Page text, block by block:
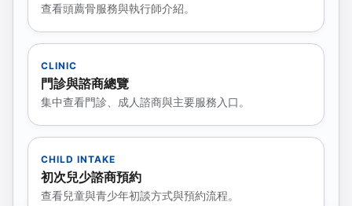
查看頭薦骨服務與執行師介紹。
CLINIC
門診與諮商總覽
集中查看門診、成人諮商與主要服務入口。
CHILD INTAKE
初次兒少諮商預約
查看兒童與青少年初談方式與預約流程。